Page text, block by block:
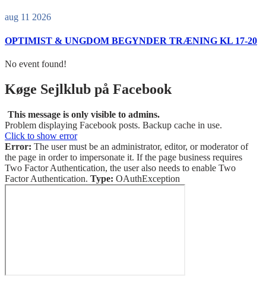
aug 11 2026
OPTIMIST & UNGDOM BEGYNDER TRÆNING KL 17-20
No event found!
Køge Sejlklub på Facebook
This message is only visible to admins.
Problem displaying Facebook posts. Backup cache in use.
Click to show error
Error: The user must be an administrator, editor, or moderator of
the page in order to impersonate it. If the page business requires
Two Factor Authentication, the user also needs to enable Two
Factor Authentication. Type: OAuthException